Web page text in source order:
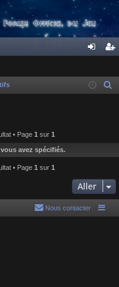
ne cri
h
e
• Page 1 sur 1
avez spécifiés.
• Page 1 sur 1
Aller
Nous contacter